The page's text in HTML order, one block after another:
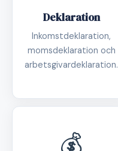
Deklaration
Inkomstdeklaration,
momsdeklaration och
arbetsgivardeklaration.
💰